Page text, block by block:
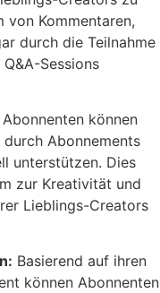
von Kommentaren,
durch die Teilnahme
Sessions
Abonnenten können
Abonnements
unterstützen. Dies
zur Kreativität und
Lieblings-Creators
Basierend auf ihren
können Abonnenten